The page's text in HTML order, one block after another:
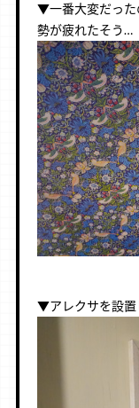
▼一番大変だった
勢が疲れたそう…
▼アレクサを設置